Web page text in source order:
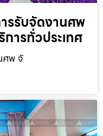
รรับจัดงานศพ
ารทั่วประเทศ
ศพ จั